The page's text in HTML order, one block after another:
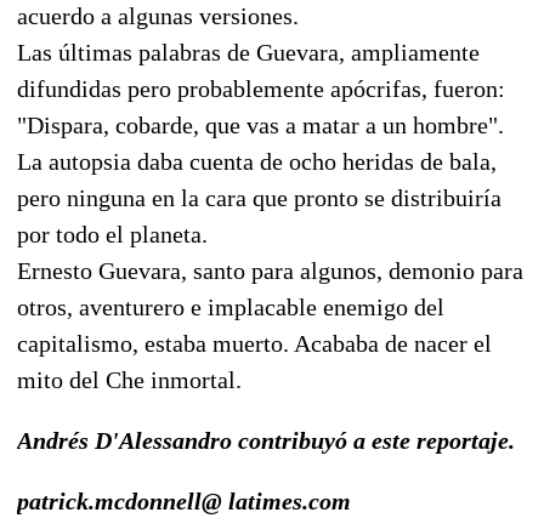
acuerdo a algunas versiones.
Las últimas palabras de Guevara, ampliamente
difundidas pero probablemente apócrifas, fueron:
"Dispara, cobarde, que vas a matar a un hombre".
La autopsia daba cuenta de ocho heridas de bala,
pero ninguna en la cara que pronto se distribuiría
por todo el planeta.
Ernesto Guevara, santo para algunos, demonio para
otros, aventurero e implacable enemigo del
capitalismo, estaba muerto. Acababa de nacer el
mito del Che inmortal.
Andrés D'Alessandro contribuyó a este reportaje.
patrick.mcdonnell@ latimes.com